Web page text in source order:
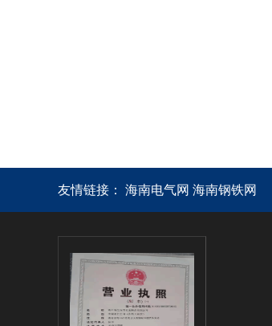
友情链接： 海南电气网 海南钢铁网